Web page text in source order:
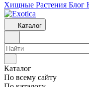
Хищные Растения Блог
Каталог
Каталог
По всему сайту